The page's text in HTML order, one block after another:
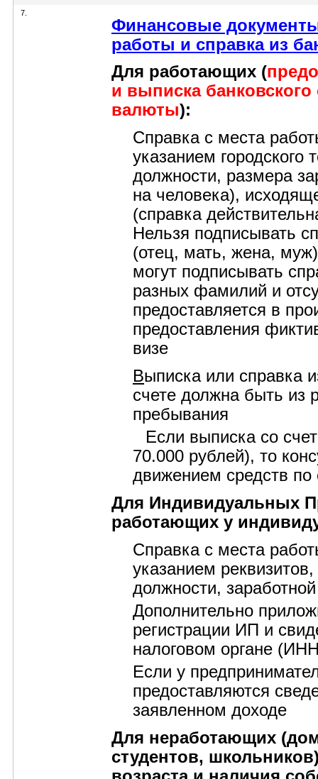
7.
Финансовые
работы и справка из
Для работающих (
и выписка банковского
валюты):
Справка с места
указанием
должности, размера
на человека),
(справка
Нельзя подписывать
(отец, мать, жена,
могут подписывать
разных фамилий и
предоставляется в
предоставления
визе
Выписка или справка
счете должна быть из
пребывания
Если выписка со
70.000 рублей), то
движением средств по
Для Индивидуальных
работающих у
Справка с места
указанием
должности,
Дополнительно
регистрации ИП и
налоговом органе
Если у
предоставляются
заявленном доходе
Для неработающих
студентов,